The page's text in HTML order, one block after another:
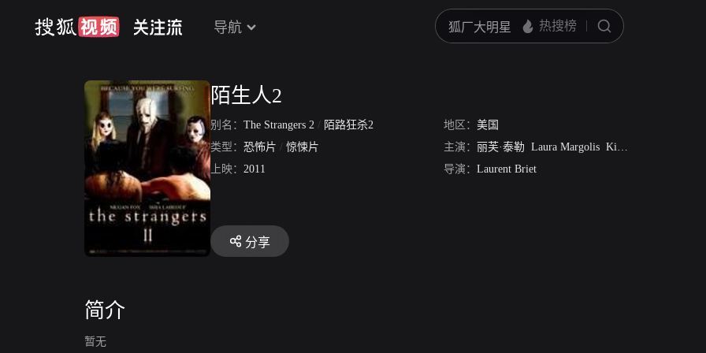
导航
陌生人2
别名： The Strangers 2 / 陌路狂杀2 地区： 美国
类型： 恐怖片 / 惊悚片 主演： 丽芙·泰勒 Laura Margolis Kip Weeks
上映： 2011 导演： Laurent Briet
分享
简介
暂无